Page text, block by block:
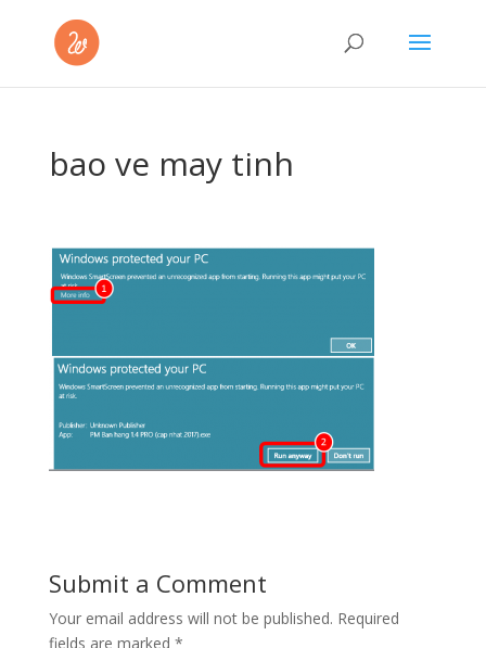
bao ve may tinh
Submit a Comment
Your email address will not be published. Required
fields are marked *